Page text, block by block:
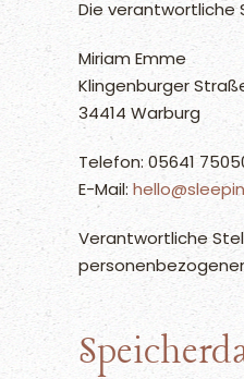
Die verantwortliche
Miriam Emme
Klingenburger
34414 Warburg
Telefon: 05641
E-Mail:
Verantwortliche